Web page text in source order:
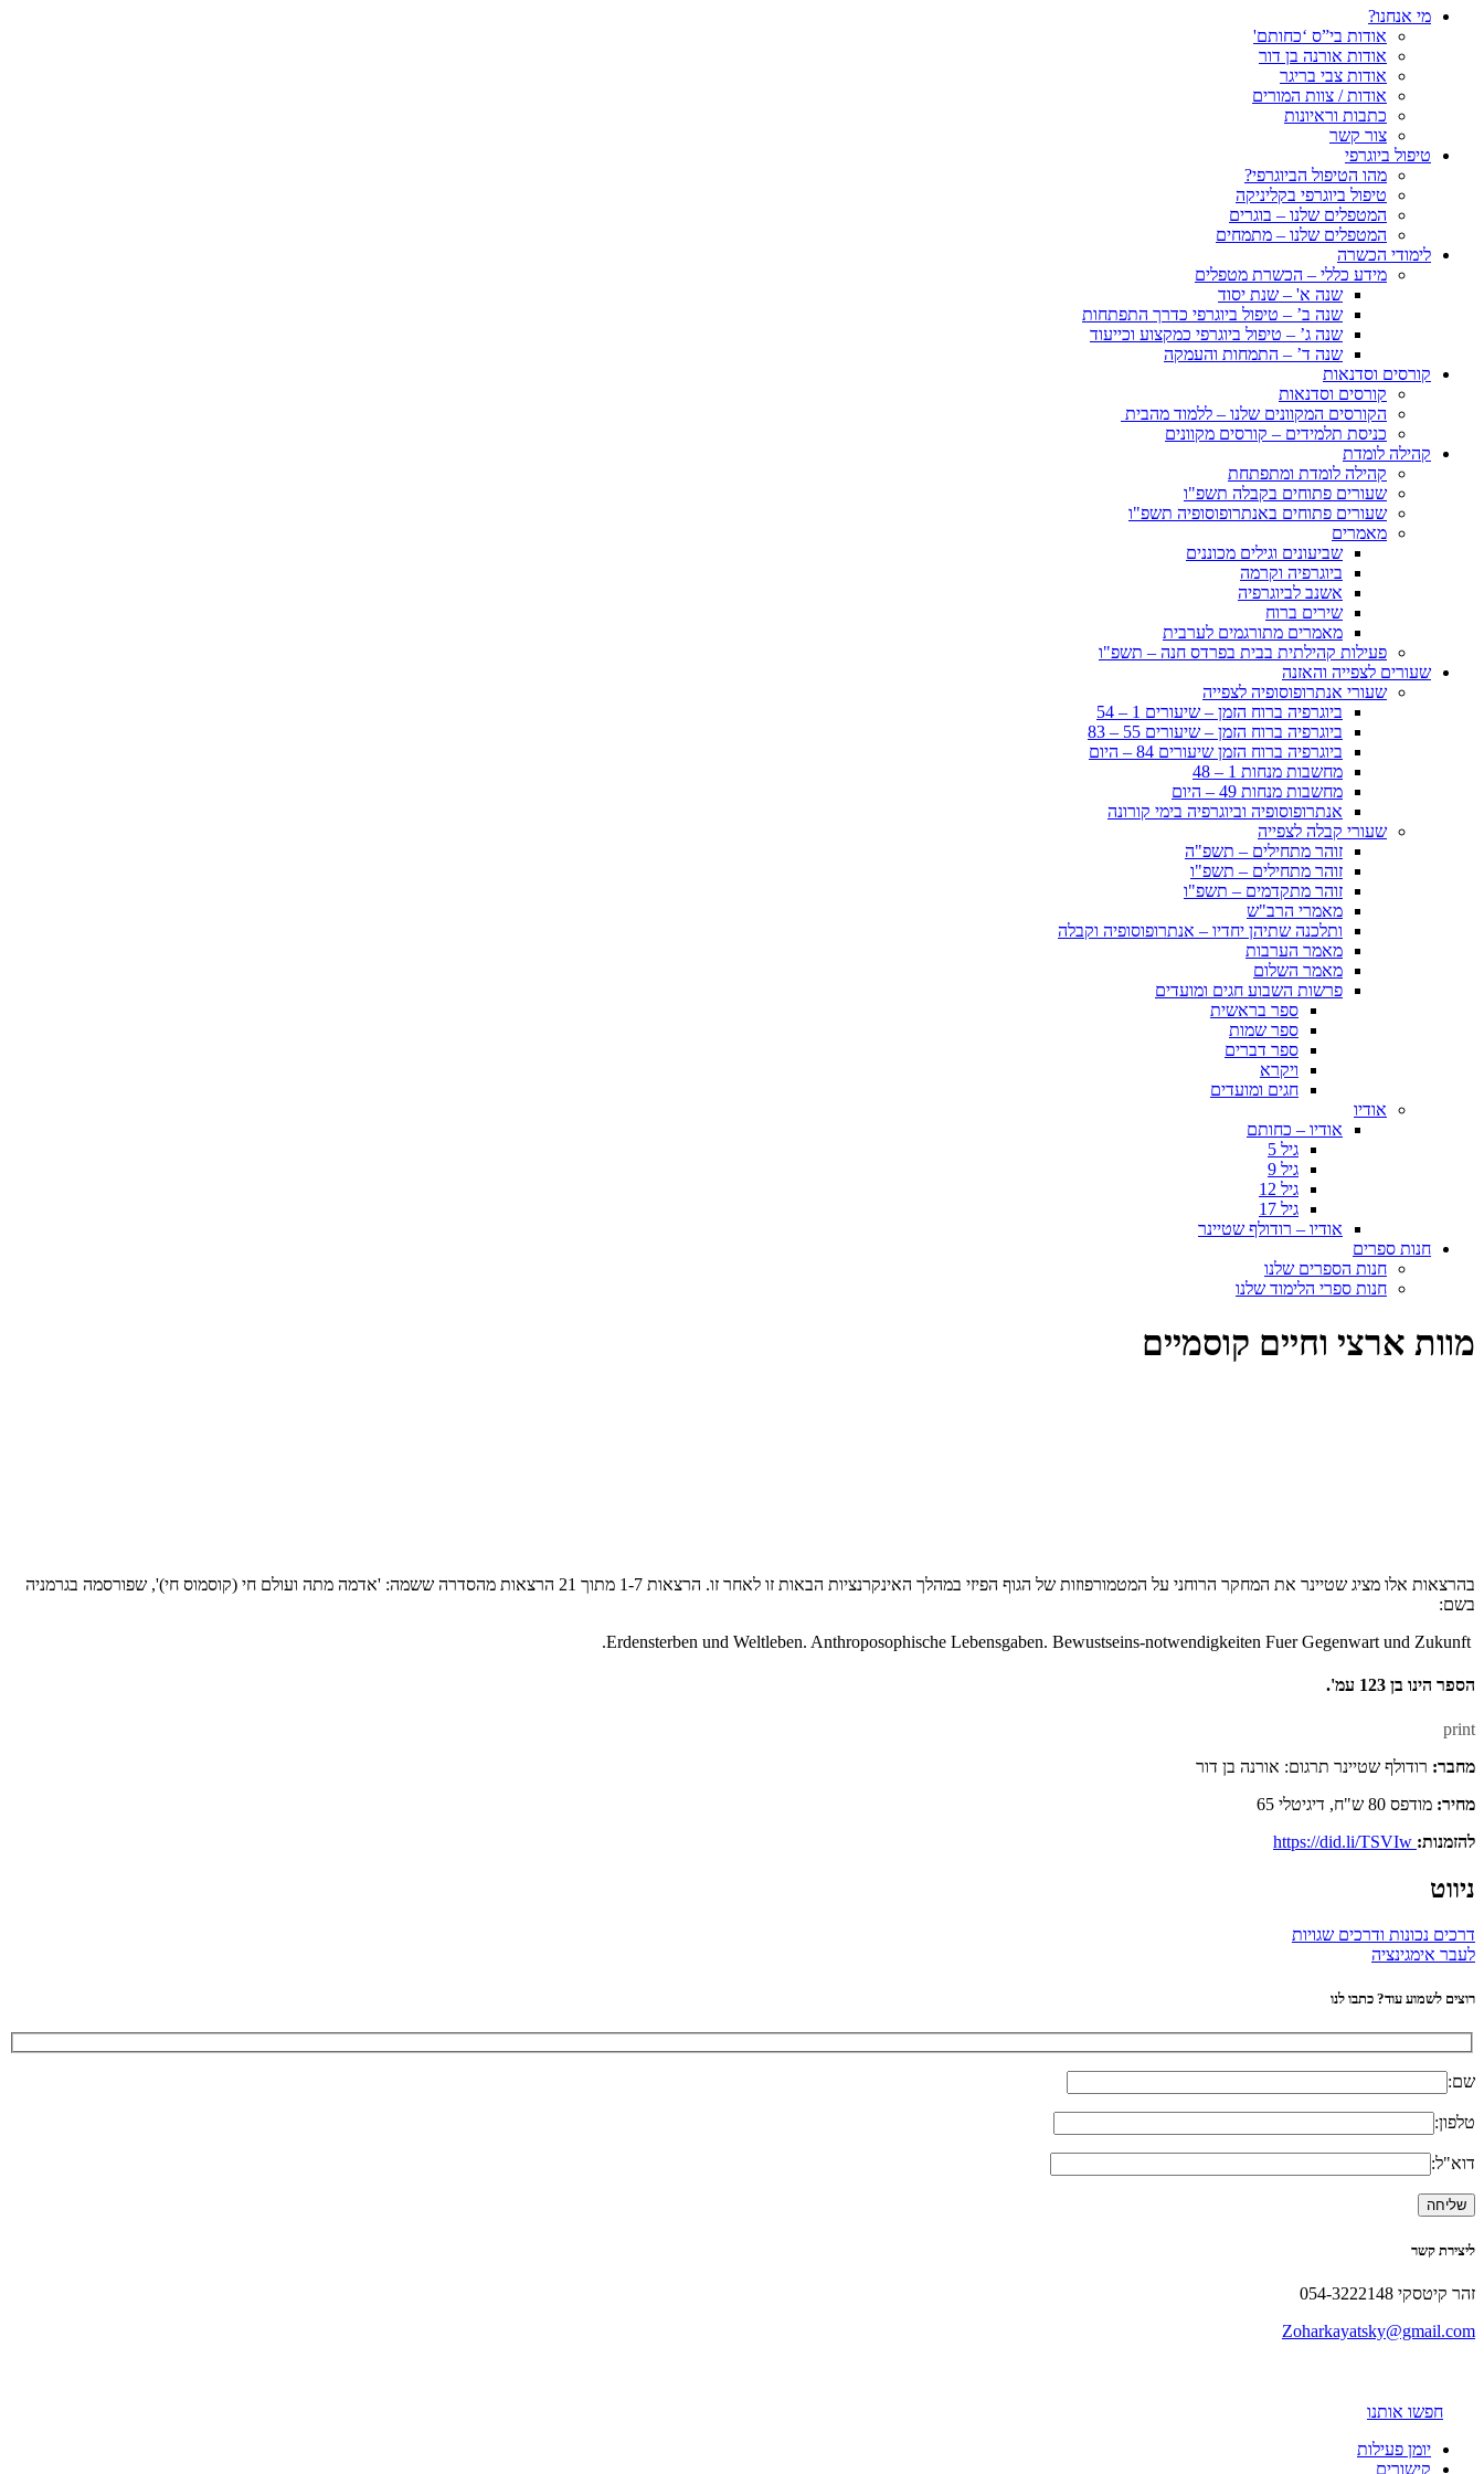
מי אנחנו?
אודות בי”ס ‘כחותם'
אודות אורנה בן דור
אודות צבי בריגר
אודות / צוות המורים
כתבות וראיונות
צור קשר
טיפול ביוגרפי
מהו הטיפול הביוגרפי?
טיפול ביוגרפי בקליניקה
המטפלים שלנו – בוגרים
המטפלים שלנו – מתמחים
לימודי הכשרה
מידע כללי – הכשרת מטפלים
שנה א' – שנת יסוד
שנה ב’ – טיפול ביוגרפי כדרך התפתחות
שנה ג’ – טיפול ביוגרפי כמקצוע וכייעוד
שנה ד’ – התמחות והעמקה
קורסים וסדנאות
קורסים וסדנאות
הקורסים המקוונים שלנו – ללמוד מהבית
כניסת תלמידים – קורסים מקוונים
קהילה לומדת
קהילה לומדת ומתפתחת
שעורים פתוחים בקבלה תשפ"ו
שעורים פתוחים באנתרופוסופיה תשפ"ו
מאמרים
שביעונים וגילים מכוננים
ביוגרפיה וקרמה
אשנב לביוגרפיה
שירים ברוח
מאמרים מתורגמים לערבית
פעילות קהילתית בבית בפרדס חנה – תשפ"ו
שעורים לצפייה והאזנה
שעורי אנתרופוסופיה לצפייה
ביוגרפיה ברוח הזמן – שיעורים 1 – 54
ביוגרפיה ברוח הזמן – שיעורים 55 – 83
ביוגרפיה ברוח הזמן שיעורים 84 – היום
מחשבות מנחות 1 – 48
מחשבות מנחות 49 – היום
אנתרופוסופיה וביוגרפיה בימי קורונה
שעורי קבלה לצפייה
זוהר מתחילים – תשפ"ה
זוהר מתחילים – תשפ"ו
זוהר מתקדמים – תשפ"ו
מאמרי הרב"ש
ותלכנה שתיהן יחדיו – אנתרופוסופיה וקבלה
מאמר הערבות
מאמר השלום
פרשות השבוע חגים ומועדים
ספר בראשית
ספר שמות
ספר דברים
ויקרא
חגים ומועדים
אודיו
אודיו – כחותם
גיל 5
גיל 9
גיל 12
גיל 17
אודיו – רודולף שטיינר
חנות ספרים
חנות הספרים שלנו
חנות ספרי הלימוד שלנו
מוות ארצי וחיים קוסמיים
בהרצאות אלו מציג שטיינר את המחקר הרוחני על המטמורפוזות של הגוף הפיזי במהלך האינקרנציות הבאות זו לאחר זו. הרצאות 1-7 מתוך 21 הרצאות מהסדרה ששמה: 'אדמה מתה ועולם חי (קוסמוס חי)', שפורסמה בגרמניה
בשם:
הספר הינו בן 123 עמ'.
print
מחבר: רודולף שטיינר תרגום: אורנה בן דור
מחיר: מודפס 80 ש"ח, דיגיטלי 65
להזמנות:
ניווט
דרכים נכונות ודרכים שגויות
לעבר אימגינציה
רוצים לשמוע עוד? כתבו לנו
שם:
טלפון:
דוא"ל:
ליצירת קשר
זהר קיטסקי 054-3222148
Zoharkayatsky@gmail.com
חפשו אותנו
יומן פעילות
קישורים